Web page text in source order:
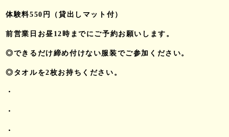
体験料550円（貸出しマット付）
前営業日お昼12時までにご予約お願いします。
◎できるだけ締め付けない服装でご参加ください。
◎タオルを2枚お持ちください。
・
・
・